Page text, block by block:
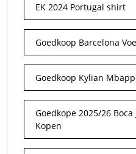
EK 2024 Portugal shirt
Goedkoop Barcelona
Goedkoop Kylian
Goedkope 2025/26
Kopen